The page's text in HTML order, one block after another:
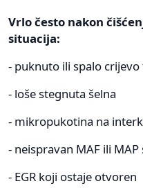
Vrlo često nakon
situacija:
- puknuto ili spalo
- loše stegnuta šelna
- mikropukotina na
- neispravan MAF ili MAP
- EGR koji ostaje otvoren